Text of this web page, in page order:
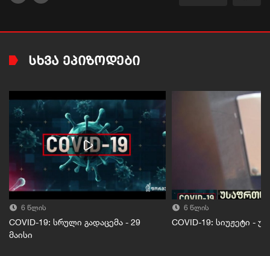
ᲡᲮᲕᲐ ᲔᲞᲘᲖᲝᲓᲔᲑᲘ
6 წლის
COVID-19: სრული გადაცემა - 29
მაისი
6 წლის
COVID-19: სიუჟეტი -